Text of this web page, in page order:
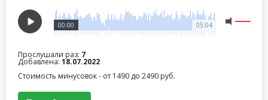
05:04
00:00
Прослушали раз: 7
Добавлена: 18.07.2022
Стоимость минусовок - от 1490 до 2490 руб.